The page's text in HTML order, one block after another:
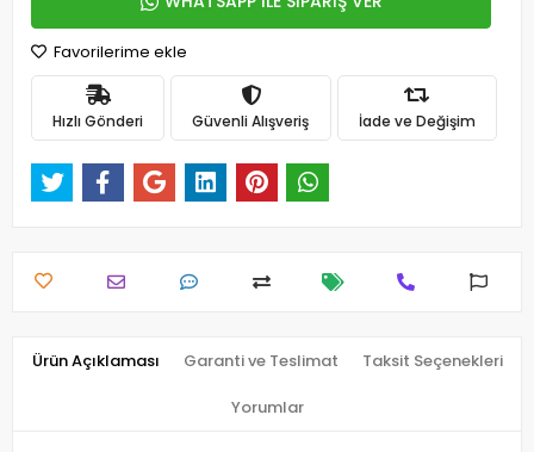
Favorilerime ekle
Hızlı Gönderi Güvenli Alışveriş İade ve Değişim
Ürün Açıklaması Garanti ve Teslimat Taksit Seçenekleri
Yorumlar